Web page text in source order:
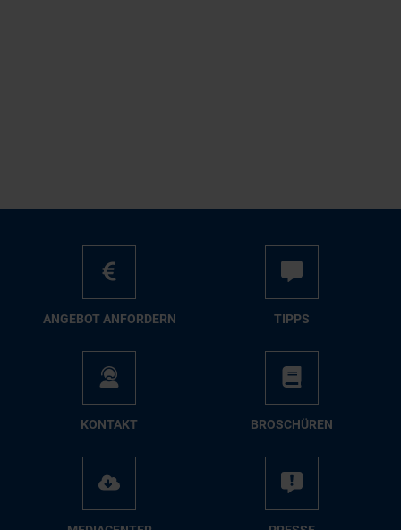
AN­GE­BOT AN­FOR­DERN TIPPS
KON­TAKT BRO­SCHÜ­REN